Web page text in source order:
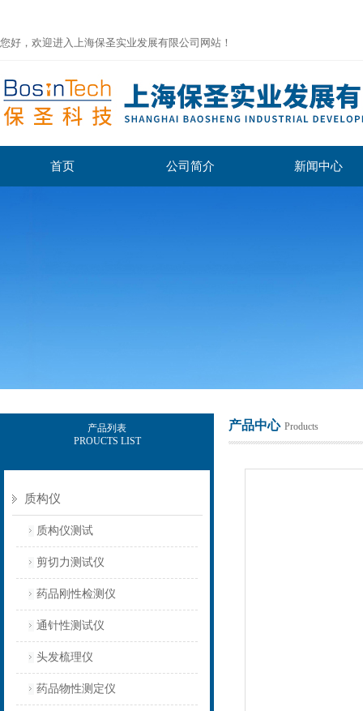
您好，欢迎进入上海保圣实业发展有限公司网站！
首页 公司简介 新闻中心
产品列表
PROUCTS LIST
质构仪
质构仪测试
剪切力测试仪
药品刚性检测仪
通针性测试仪
头发梳理仪
药品物性测定仪
产品中心 Products